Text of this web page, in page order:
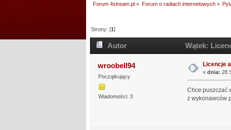
Forum 4stream.pl » Forum o radiach internetowych»
Strony: [1]
Autor Wątek:
wroobell94
Początkujący
Wiadomości: 3
Licencje
« dnia: 28
Chce puszczać
z wykonawców